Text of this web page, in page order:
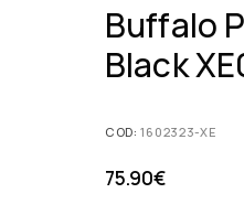
Buffalo
Black
COD:1602323-XE
75.90€